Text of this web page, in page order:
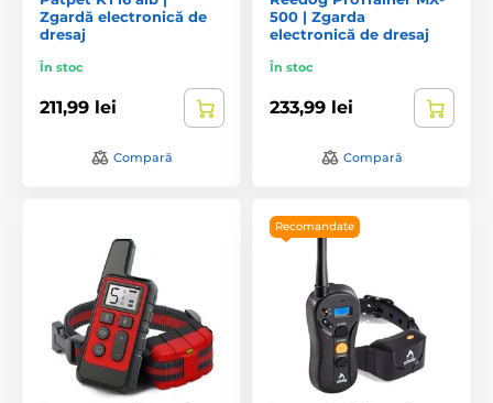
Zgardă electronică de
dresaj
În stoc
211,99 lei
Compară
500 | Zgarda
electronică de dresaj
În stoc
233,99 lei
Compară
Recomandate